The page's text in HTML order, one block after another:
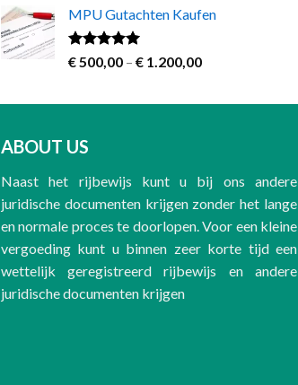
out
of 5
€ 500,00
€ 2.500,00
MPU Gutachten Kaufen
Rated5.00
out of 5
€500,00 – € 1.200,00Price
ABOUT US
Naast het rijbewijs kunt u bij ons andere
juridische documenten krijgen zonder het lange
en normale proces te doorlopen. Voor een kleine
vergoeding kunt u binnen zeer korte tijd een
wettelijk geregistreerd rijbewijs en andere
juridische documenten krijgen